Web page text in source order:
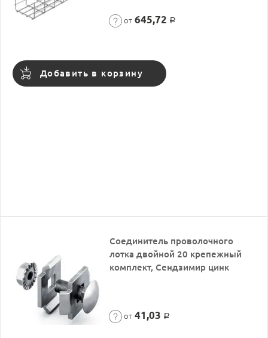
от 645,72 Р
Добавить в корзину
Соединитель проволочного
лотка двойной 20 крепежный
комплект, Сендзимир цинк
от 41,03 Р